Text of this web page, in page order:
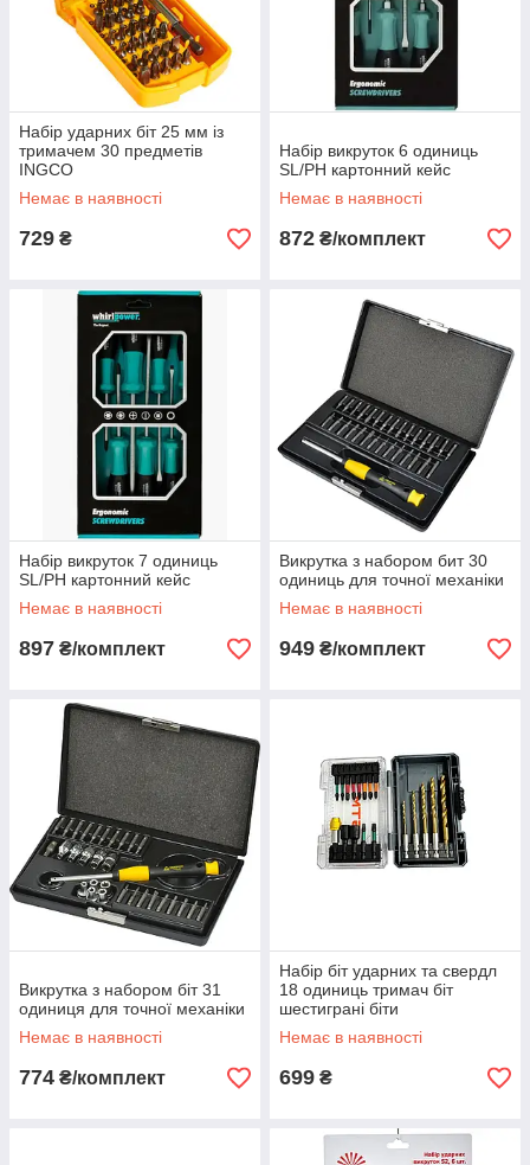
Набір ударних біт 25 мм із
тримачем 30 предметів
INGCO
Немає в наявності
729 ₴
Набір викруток 6 одиниць
SL/PH картонний кейс
Немає в наявності
872 ₴/комплект
Набір викруток 7 одиниць
SL/PH картонний кейс
Немає в наявності
897 ₴/комплект
Викрутка з набором бит 30
одиниць для точної механіки
Немає в наявності
949 ₴/комплект
Викрутка з набором біт 31
одиниця для точної механіки
Немає в наявності
774 ₴/комплект
Набір біт ударних та свердл
18 одиниць тримач біт
шестиграні біти
Немає в наявності
699 ₴